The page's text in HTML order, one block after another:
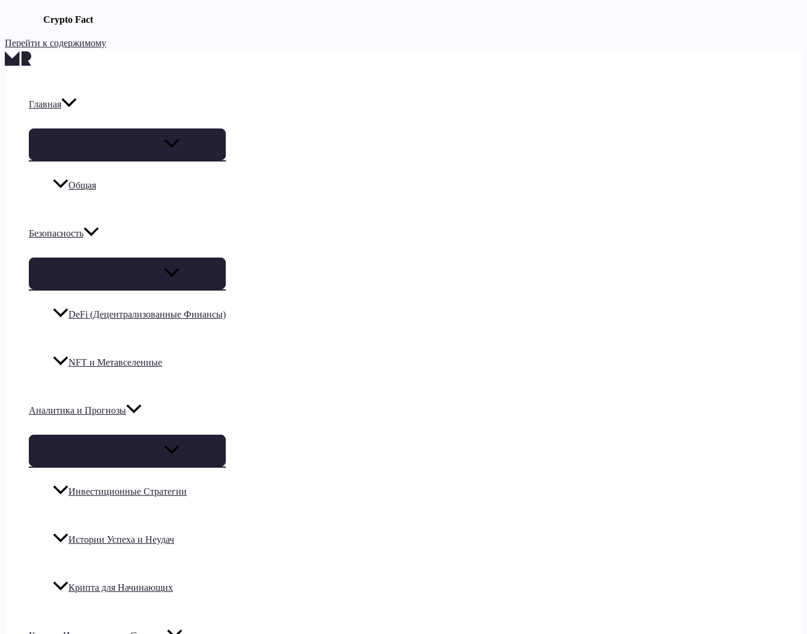
Crypto Fact
Перейти к содержимому
Главная
Общая
Безопасность
DeFi (Децентрализованные Финансы)
NFT и Метавселенные
Аналитика и Прогнозы
Инвестиционные Стратегии
Истории Успеха и Неудач
Крипта для Начинающих